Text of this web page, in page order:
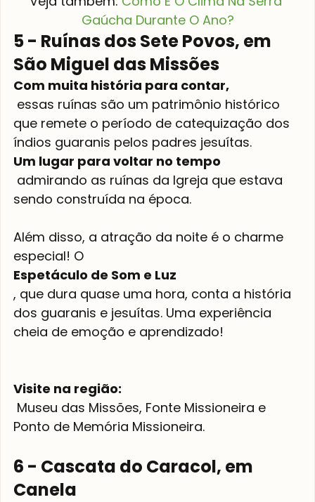
Gaúcha Durante O Ano?
5 - Ruínas dos Sete Povos, em
São Miguel das Missões
Com muita história para contar,
que remete o período de catequização dos
índios guaranis pelos padres jesuítas.
Um lugar para voltar no tempo
sendo construída na época.
Além disso, a atração da noite é o charme
especial! O
Espetáculo de Som e Luz
, que dura quase uma hora, conta a história
dos guaranis e jesuítas. Uma experiência
cheia de emoção e aprendizado!
Visite na região:
6 - Cascata do Caracol, em
Canela